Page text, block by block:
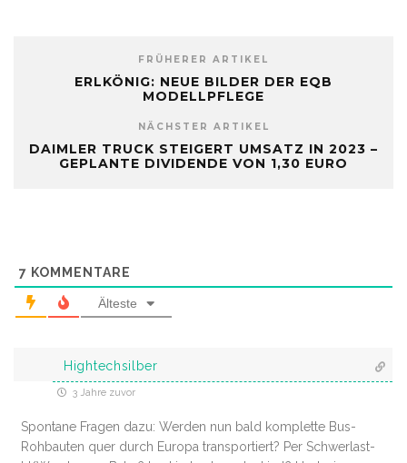
FRÜHERER ARTIKEL
ERLKÖNIG: NEUE BILDER DER EQB
MODELLPFLEGE
NÄCHSTER ARTIKEL
DAIMLER TRUCK STEIGERT UMSATZ IN 2023 –
GEPLANTE DIVIDENDE VON 1,30 EURO
7 KOMMENTARE
Älteste
Hightechsilber
3 Jahre zuvor
Spontane Fragen dazu: Werden nun bald komplette Bus-
Rohbauten quer durch Europa transportiert? Per Schwerlast-